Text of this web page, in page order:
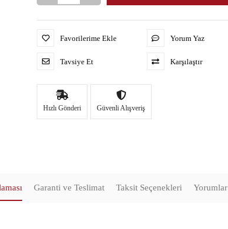
Favorilerime Ekle
Tavsiye Et
Yorum Yaz
Karşılaştır
Hızlı Gönderi Güvenli Alışveriş
Garanti ve Teslimat Taksit Seçenekleri Yorumlar